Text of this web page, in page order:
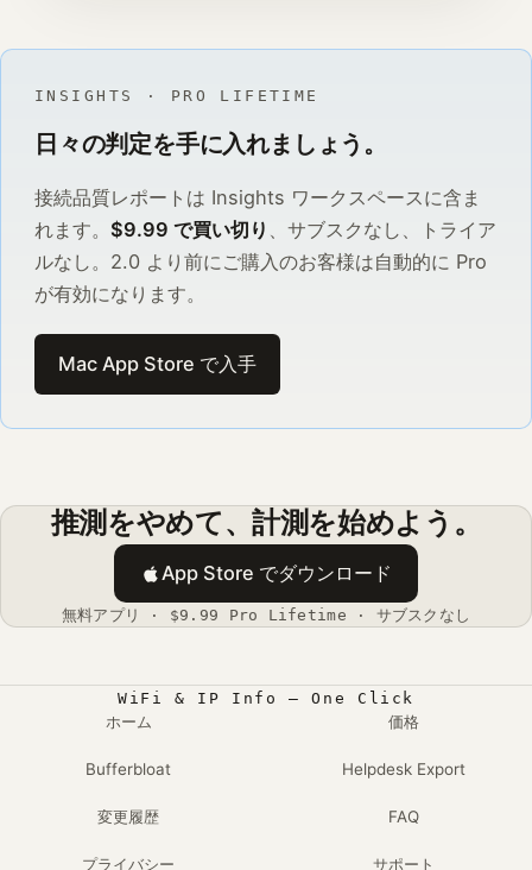
INSIGHTS · PRO LIFETIME
日々の判定を手に入れましょう。
接続品質レポートは Insights ワークスペースに含ま
れます。 $9.99 で買い切り 、サブスクなし、トライア
ルなし。2.0 より前にご購入のお客様は自動的に Pro
が有効になります。
Mac App Store で入手
推測をやめて、計測を始めよう。
App Store でダウンロード
無料アプリ · $9.99 Pro Lifetime · サブスクなし
WiFi & IP Info — One Click
ホーム
価格
Bufferbloat Helpdesk Export
変更履歴 FAQ
プライバシー サポート